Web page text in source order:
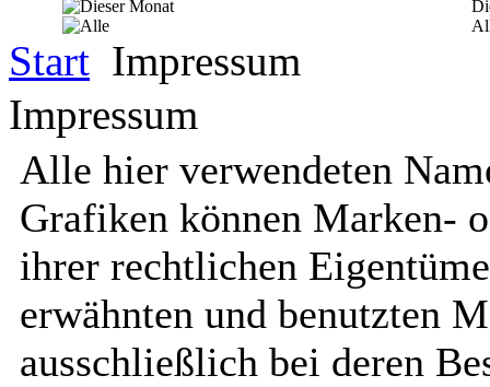
Start Impressum
Impressum
Alle hier verwendeten
Grafiken können Marken-
ihrer rechtlichen
erwähnten und benutzten
ausschließlich bei deren